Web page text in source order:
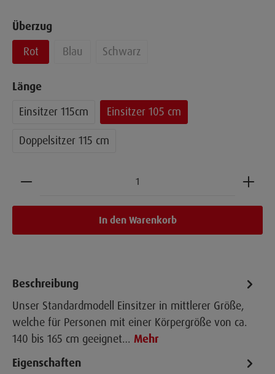
Überzug
Rot
Blau Schwarz
Länge
Einsitzer 115cm
Einsitzer 105 cm
Doppelsitzer 115 cm
Produkt Anzahl: Gib den gewünschten Wert
In den Warenkorb
Beschreibung
Unser Standardmodell Einsitzer in mittlerer Größe,
welche für Personen mit einer Körpergröße von ca.
140 bis 165 cm geeignet… Mehr
Eigenschaften